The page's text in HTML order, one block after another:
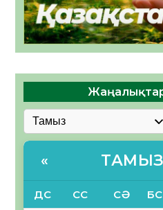
« ТАМЫЗ
ДС СС СӘ БС